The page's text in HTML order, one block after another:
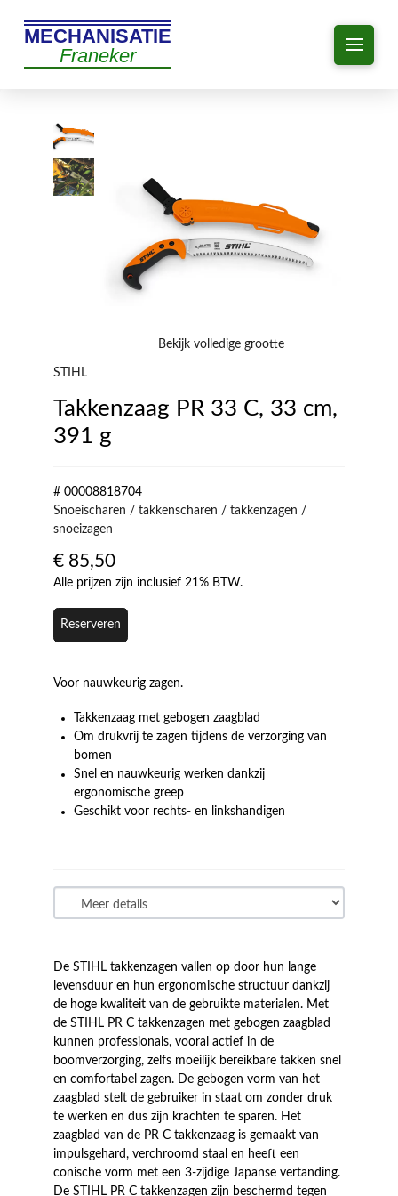
MECHANISATIE
Franeker
Bekijk volledige grootte
STIHL
Takkenzaag PR 33 C, 33 cm,
391 g
# 00008818704
Snoeischaren / takkenscharen / takkenzagen /
snoeizagen
€ 85,50
Alle prijzen zijn inclusief 21% BTW.
Reserveren
Voor nauwkeurig zagen.
Takkenzaag met gebogen zaagblad
Om drukvrij te zagen tijdens de verzorging van
bomen
Snel en nauwkeurig werken dankzij
ergonomische greep
Geschikt voor rechts- en linkshandigen
De STIHL takkenzagen vallen op door hun lange
levensduur en hun ergonomische structuur dankzij
de hoge kwaliteit van de gebruikte materialen. Met
de STIHL PR C takkenzagen met gebogen zaagblad
kunnen professionals, vooral actief in de
boomverzorging, zelfs moeilijk bereikbare takken snel
en comfortabel zagen. De gebogen vorm van het
zaagblad stelt de gebruiker in staat om zonder druk
te werken en dus zijn krachten te sparen. Het
zaagblad van de PR C takkenzaag is gemaakt van
impulsgehard, verchroomd staal en heeft een
conische vorm met een 3-zijdige Japanse vertanding.
De STIHL PR C takkenzagen zijn beschermd tegen